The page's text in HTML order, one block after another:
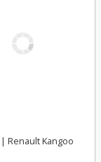
Renault Kangoo